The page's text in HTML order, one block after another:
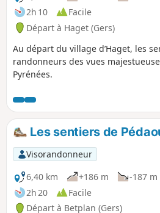
2h 10
Facile
Départ à Haget (Gers)
Au départ du village d’Haget, les
randonneurs des vues
Pyrénées.
Les sentiers de
Visorandonneur
6,40 km
+186 m
-187 m
2h 20
Facile
Départ à Betplan (Gers)